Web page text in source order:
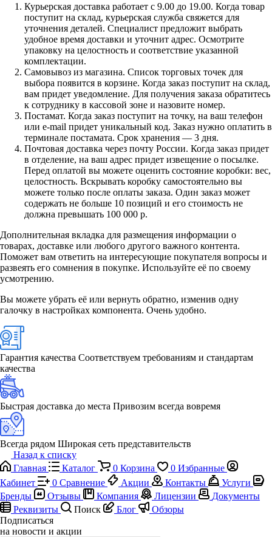
Курьерская доставка работает с 9.00 до 19.00. Когда товар
поступит на склад, курьерская служба свяжется для
уточнения деталей. Специалист предложит выбрать
удобное время доставки и уточнит адрес. Осмотрите
упаковку на целостность и соответствие указанной
комплектации.
Самовывоз из магазина. Список торговых точек для
выбора появится в корзине. Когда заказ поступит на склад,
вам придет уведомление. Для получения заказа обратитесь
к сотруднику в кассовой зоне и назовите номер.
Постамат. Когда заказ поступит на точку, на ваш телефон
или e-mail придет уникальный код. Заказ нужно оплатить в
терминале постамата. Срок хранения — 3 дня.
Почтовая доставка через почту России. Когда заказ придет
в отделение, на ваш адрес придет извещение о посылке.
Перед оплатой вы можете оценить состояние коробки: вес,
целостность. Вскрывать коробку самостоятельно вы
можете только после оплаты заказа. Один заказ может
содержать не больше 10 позиций и его стоимость не
должна превышать 100 000 р.
Дополнительная вкладка для размещения информации о
товарах, доставке или любого другого важного контента.
Поможет вам ответить на интересующие покупателя вопросы и
развеять его сомнения в покупке. Используйте её по своему
усмотрению.
Вы можете убрать её или вернуть обратно, изменив одну
галочку в настройках компонента. Очень удобно.
Гарантия качества Соответствуем требованиям и стандартам
качества
Быстрая доставка до места Привозим всегда вовремя
Всегда рядом Широкая сеть представительств
Назад к списку
Главная
Каталог 0 Корзина 0 Избранные
Кабинет
0 Сравнение Акции Контакты
Услуги
Бренды
Отзывы Компания Лицензии
Документы
Реквизиты
Поиск Блог
Обзоры
Подписаться
на новости и акции